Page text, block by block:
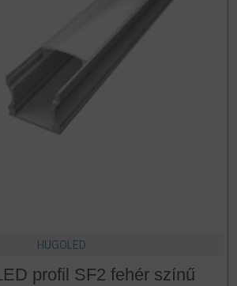
HUGOLED
profil SF2 fehér színű